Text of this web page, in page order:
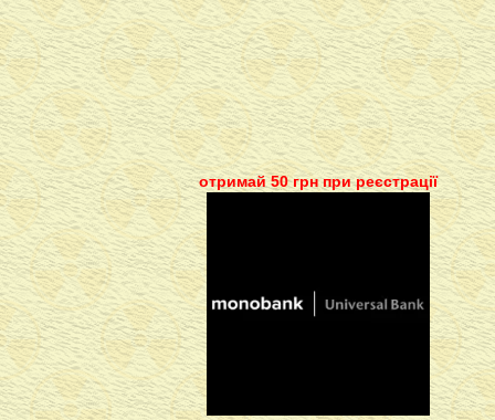
отримай 50 грн при реєстрації